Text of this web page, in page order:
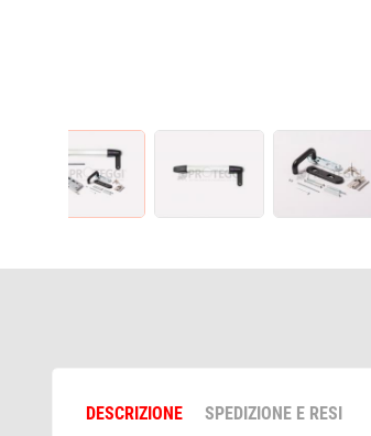
DESCRIZIONE SPEDIZIONE E RESI